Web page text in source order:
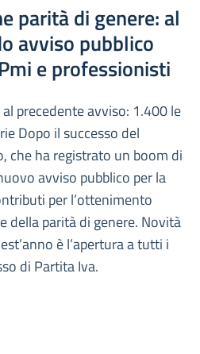
parità di genere: al
avviso pubblico
e professionisti
precedente avviso: 1.400 le
Dopo il successo del
che ha registrato un boom di
avviso pubblico per la
per l’ottenimento
della parità di genere. Novità
è l’apertura a tutti i
di Partita Iva.